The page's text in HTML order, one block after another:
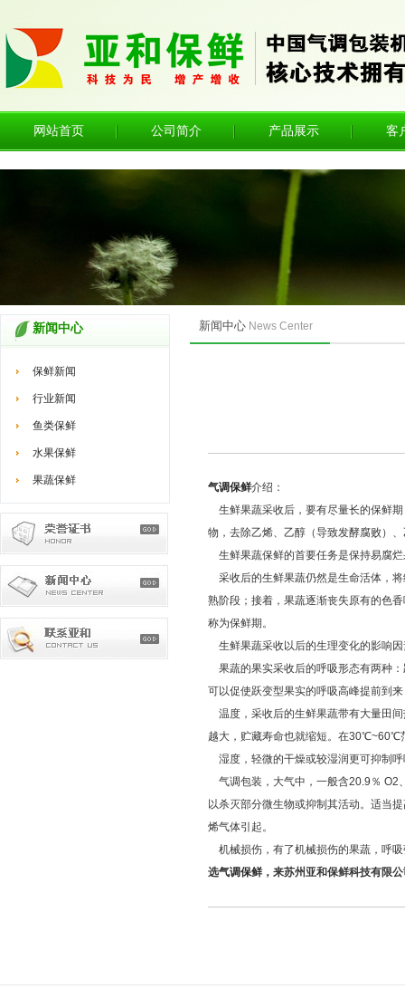
网站首页 公司简介 产品展示 客
新闻中心
保鲜新闻
行业新闻
鱼类保鲜
水果保鲜
果蔬保鲜
新闻中心 News Center
气调保鲜介绍：
生鲜果蔬采收后，要有尽量长的保鲜
物，去除乙烯、乙醇（导致发酵腐败）
生鲜果蔬保鲜的首要任务是保持易腐
采收后的生鲜果蔬仍然是生命活体，
熟阶段；接着，果蔬逐渐丧失原有的色
称为保鲜期。
生鲜果蔬采收以后的生理变化的影响
果蔬的果实采收后的呼吸形态有两种
可以促使跃变型果实的呼吸高峰提前到
温度，采收后的生鲜果蔬带有大量田
越大，贮藏寿命也就缩短。在30℃~60℃
湿度，轻微的干燥或较湿润更可抑制
气调包装，大气中，一般含20.9％ O2
以杀灭部分微生物或抑制其活动。适当
烯气体引起。
机械损伤，有了机械损伤的果蔬，呼
选气调保鲜 ，来苏州亚和保鲜科技有限